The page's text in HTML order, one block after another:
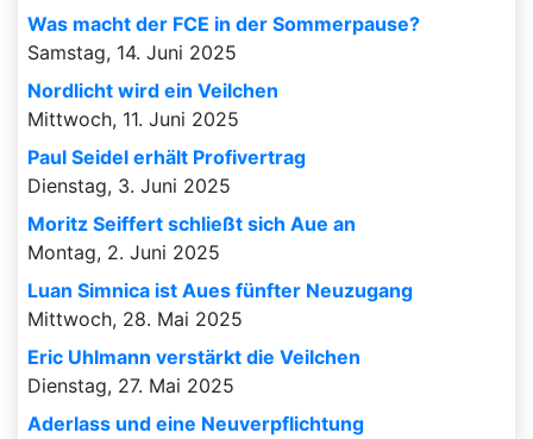
Was macht der FCE in der Sommerpause?
Samstag, 14. Juni 2025
Nordlicht wird ein Veilchen
Mittwoch, 11. Juni 2025
Paul Seidel erhält Profivertrag
Dienstag, 3. Juni 2025
Moritz Seiffert schließt sich Aue an
Montag, 2. Juni 2025
Luan Simnica ist Aues fünfter Neuzugang
Mittwoch, 28. Mai 2025
Eric Uhlmann verstärkt die Veilchen
Dienstag, 27. Mai 2025
Aderlass und eine Neuverpflichtung